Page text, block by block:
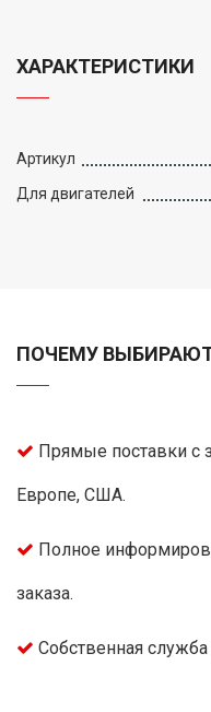
ХАРАКТЕРИСТИКИ
Артикул
Для двигателей
ПОЧЕМУ
Прямые поставки с
Европе, США.
Полное
заказа.
Собственная